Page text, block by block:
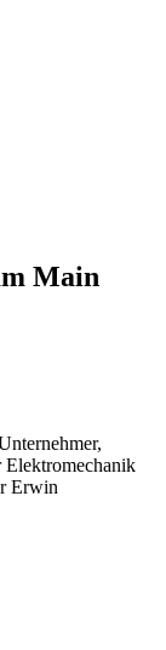
Main
Elektromechanik
Erwin